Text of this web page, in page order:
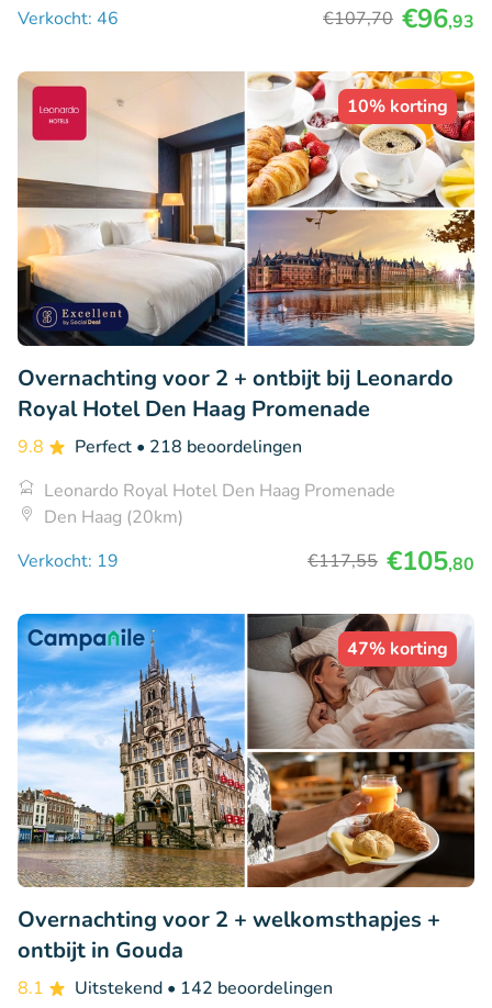
Verkocht: 46
€107,70 €96,93
10% korting
Overnachting voor 2 + ontbijt bij Leonardo
Royal Hotel Den Haag Promenade
9.8 Perfect • 218 beoordelingen
Leonardo Royal Hotel Den Haag Promenade
Den Haag (20km)
Verkocht: 19
€117,55 €105,80
47% korting
Overnachting voor 2 + welkomsthapjes +
ontbijt in Gouda
8.1 Uitstekend • 142 beoordelingen